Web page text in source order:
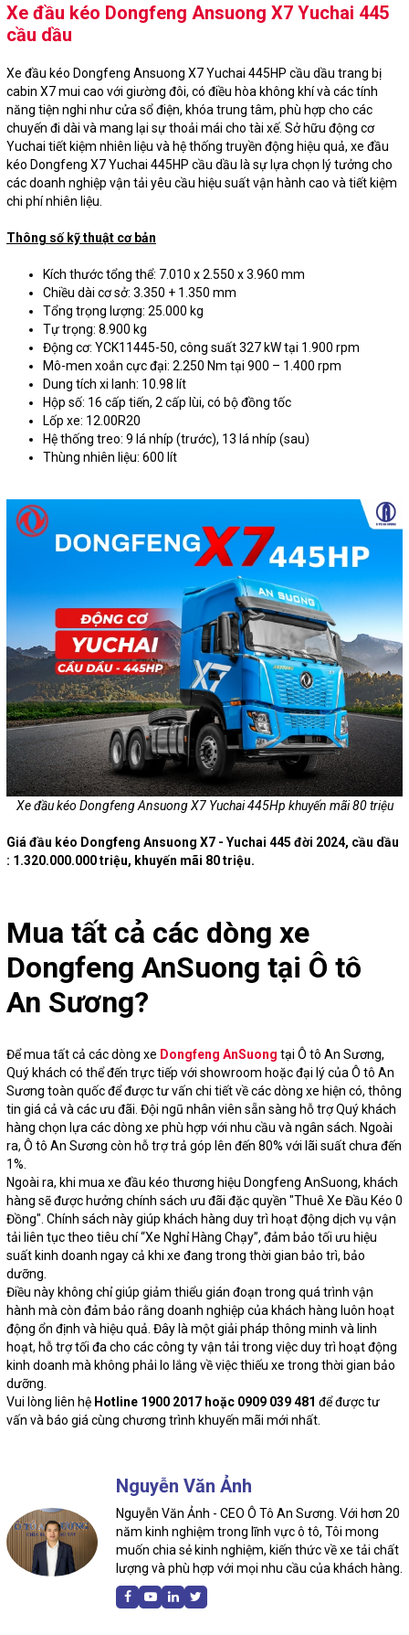
Xe đầu kéo Dongfeng Ansuong X7 Yuchai 445
cầu dầu
Xe đầu kéo Dongfeng Ansuong X7 Yuchai 445HP cầu dầu trang bị
cabin X7 mui cao với giường đôi, có điều hòa không khí và các tính
năng tiện nghi như cửa sổ điện, khóa trung tâm, phù hợp cho các
chuyến đi dài và mang lại sự thoải mái cho tài xế. Sở hữu động cơ
Yuchai tiết kiệm nhiên liệu và hệ thống truyền động hiệu quả, xe đầu
kéo Dongfeng X7 Yuchai 445HP cầu dầu là sự lựa chọn lý tưởng cho
các doanh nghiệp vận tải yêu cầu hiệu suất vận hành cao và tiết kiệm
chi phí nhiên liệu.
Thông số kỹ thuật cơ bản
Kích thước tổng thể: 7.010 x 2.550 x 3.960 mm
Chiều dài cơ sở: 3.350 + 1.350 mm
Tổng trọng lượng: 25.000 kg
Tự trọng: 8.900 kg
Động cơ: YCK11445-50, công suất 327 kW tại 1.900 rpm
Mô-men xoắn cực đại: 2.250 Nm tại 900 – 1.400 rpm
Dung tích xi lanh: 10.98 lít
Hộp số: 16 cấp tiến, 2 cấp lùi, có bộ đồng tốc
Lốp xe: 12.00R20
Hệ thống treo: 9 lá nhíp (trước), 13 lá nhíp (sau)
Thùng nhiên liệu: 600 lít
Xe đầu kéo Dongfeng Ansuong X7 Yuchai 445Hp khuyến mãi 80 triệu
Giá đầu kéo Dongfeng Ansuong X7 - Yuchai 445 đời 2024, cầu dầu
: 1.320.000.000 triệu, khuyến mãi 80 triệu.
Mua tất cả các dòng xe
Dongfeng AnSuong tại Ô tô
An Sương?
Để mua tất cả các dòng xe Dongfeng AnSuong tại Ô tô An Sương,
Quý khách có thể đến trực tiếp với showroom hoặc đại lý của Ô tô An
Sương toàn quốc để được tư vấn chi tiết về các dòng xe hiện có, thông
tin giá cả và các ưu đãi. Đội ngũ nhân viên sẵn sàng hỗ trợ Quý khách
hàng chọn lựa các dòng xe phù hợp với nhu cầu và ngân sách. Ngoài
ra, Ô tô An Sương còn hỗ trợ trả góp lên đến 80% với lãi suất chưa đến
1%.
Ngoài ra, khi mua xe đầu kéo thương hiệu Dongfeng AnSuong, khách
hàng sẽ được hưởng chính sách ưu đãi đặc quyền "Thuê Xe Đầu Kéo 0
Đồng". Chính sách này giúp khách hàng duy trì hoạt động dịch vụ vận
tải liên tục theo tiêu chí “Xe Nghỉ Hàng Chạy”, đảm bảo tối ưu hiệu
suất kinh doanh ngay cả khi xe đang trong thời gian bảo trì, bảo
dưỡng.
Điều này không chỉ giúp giảm thiểu gián đoạn trong quá trình vận
hành mà còn đảm bảo rằng doanh nghiệp của khách hàng luôn hoạt
động ổn định và hiệu quả. Đây là một giải pháp thông minh và linh
hoạt, hỗ trợ tối đa cho các công ty vận tải trong việc duy trì hoạt động
kinh doanh mà không phải lo lắng về việc thiếu xe trong thời gian bảo
dưỡng.
Vui lòng liên hệ Hotline 1900 2017 hoặc 0909 039 481 để được tư
vấn và báo giá cùng chương trình khuyến mãi mới nhất.
Nguyễn Văn Ảnh
Nguyễn Văn Ảnh - CEO Ô Tô An Sương. Với hơn 20
năm kinh nghiệm trong lĩnh vực ô tô, Tôi mong
muốn chia sẻ kinh nghiệm, kiến thức về xe tải chất
lượng và phù hợp với mọi nhu cầu của khách hàng.